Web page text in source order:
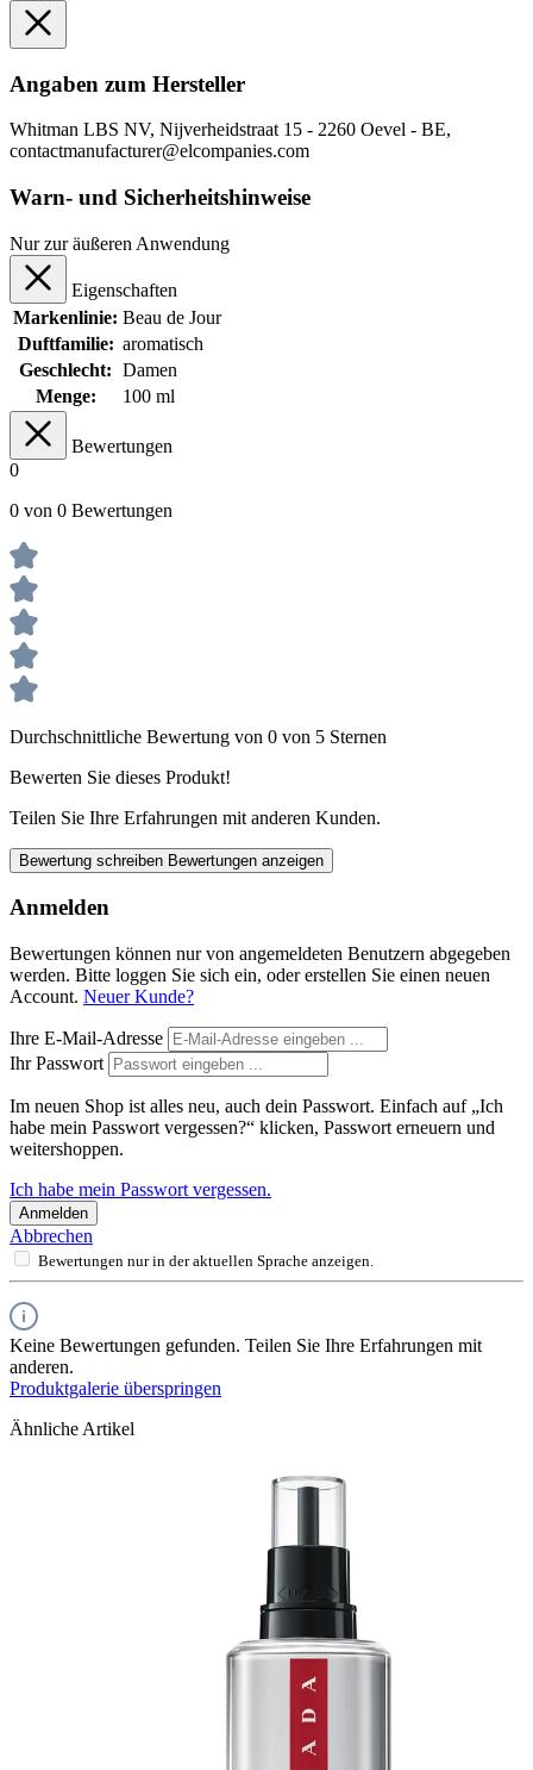
Angaben zum Hersteller
Whitman LBS NV, Nijverheidstraat 15 - 2260 Oevel - BE,
contactmanufacturer@elcompanies.com
Warn- und Sicherheitshinweise
Nur zur äußeren Anwendung
Eigenschaften
Markenlinie: Beau de Jour
Duftfamilie: aromatisch
Geschlecht: Damen
Menge:
100 ml
Bewertungen
0
0 von 0 Bewertungen
Durchschnittliche Bewertung von 0 von 5 Sternen
Bewerten Sie dieses Produkt!
Teilen Sie Ihre Erfahrungen mit anderen Kunden.
Bewertung schreiben Bewertungen anzeigen
Anmelden
Bewertungen können nur von angemeldeten Benutzern abgegeben
werden. Bitte loggen Sie sich ein, oder erstellen Sie einen neuen
Account. Neuer Kunde?
Ihre E-Mail-Adresse
Ihr Passwort
Im neuen Shop ist alles neu, auch dein Passwort. Einfach auf „Ich
habe mein Passwort vergessen?“ klicken, Passwort erneuern und
weitershoppen.
Ich habe mein Passwort vergessen.
Anmelden
Abbrechen
Bewertungen nur in der aktuellen Sprache anzeigen.
Keine Bewertungen gefunden. Teilen Sie Ihre Erfahrungen mit
anderen.
Produktgalerie überspringen
Ähnliche Artikel